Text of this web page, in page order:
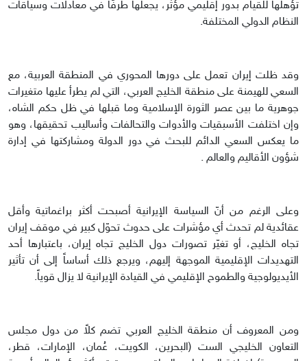
تؤهلها للقيام بدور إقليمي مؤثر، يجعلها طرفًا في معادلات وسياقات
النظام الدولي المختلفة.
وقد ظلت إيران تعمل على دورها المحوري في المنطقة العربية، مع
السعي للهيمنة على منطقة الخليج العربي، التي لم يطرأ عليها متغيرات
جوهرية ما بين عصر الثورة الإسلامية وما قبلها في ظل حكم الشاه،
وإن اختلفت الأسبقيات والأدوات والتحالفات وأساليب تحقيقها، وهو
ما يعكس السعي الدائم للبحث في دور الدولة ومشاركتها في إدارة
شؤون الأقاليم والعالم .
وعلى الرغم من أنّ السياسة الإيرانية أصبحت أكثر براغماتية وأقل
عقائدية لم تحدث أي مؤشرات على حدوث تحوّل كبير في موقف إيران
تجاه الخليج، أو تغيّر تصورات دول الخليج تجاه إيران، باعتبارها أحد
التهديدات الإقليمية الموجهة إليهم، ويرجع ذلك أساساً إلى أن تأثير
الأيديولوجية والطموح الإقليمي في القيادة الإيرانية لا يزال قوياً.
ومن المعروف أن منطقة الخليج العربي تضم كلاً من دول مجلس
التعاون الخليجي الست (البحرين، الكويت، عُمان، الإمارات، قطر،